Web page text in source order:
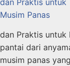
dan Praktis untuk
pantai dari
musim panas